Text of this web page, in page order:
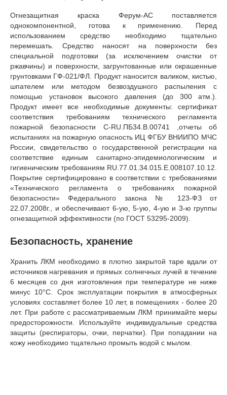
Огнезащитная краска Ферум-АС поставляется
однокомпонентной, готова к применению. Перед
использованием средство необходимо тщательно
перемешать. Средство наносят на поверхности без
специальной подготовки (за исключением очистки от
ржавчины) и поверхности, загрунтованные или окрашенные
грунтовками ГФ-021/ФЛ. Продукт наносится валиком, кистью,
шпателем или методом безвоздушного распыления с
помощью установок высокого давления (до 300 атм.).
Продукт имеет все необходимые документы: сертификат
соответствия требованиям технического регламента
пожарной безопасности С-RU.ПБ34.В.00741 ,отчеты об
испытаниях на пожарную опасность ИЦ ФГБУ ВНИИПО МЧС
России, свидетельство о государственной регистрации на
соответствие единым санитарно-эпидемиологическим и
гигиеническим требованиям RU.77.01.34.015.E.008107.10.12.
Покрытие сертифицировано в соответствии с требованиями
«Технического регламента о требованиях пожарной
безопасности» Федерального закона № 123-ФЗ от
22.07.2008г., и обеспечивают 6-ую, 5-ую, 4-ую и 3-ю группы
огнезащитной эффективности (по ГОСТ 53295-2009).
Безопасность, хранение
Хранить ЛКМ необходимо в плотно закрытой таре вдали от
источников нагревания и прямых солнечных лучей в течение
6 месяцев со дня изготовления при температуре не ниже
минус 10°C. Срок эксплуатации покрытия в атмосферных
условиях составляет более 10 лет, в помещениях - более 20
лет. При работе с рассматриваемым ЛКМ принимайте меры
предосторожности. Используйте индивидуальные средства
защиты (респираторы, очки, перчатки). При попадании на
кожу необходимо тщательно промыть водой с мылом.